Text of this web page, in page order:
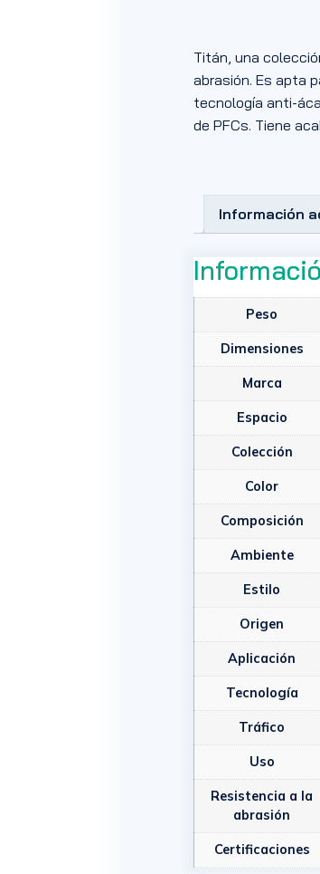
Titán, una
abrasión. Es apta
tecnología anti-
de PFCs. Tiene
Información
Peso
Dimensiones
Marca
Espacio
Colección
Color
Composición
Ambiente
Estilo
Origen
Aplicación
Tecnología
Tráfico
Uso
Resistencia a la
abrasión
Certificaciones